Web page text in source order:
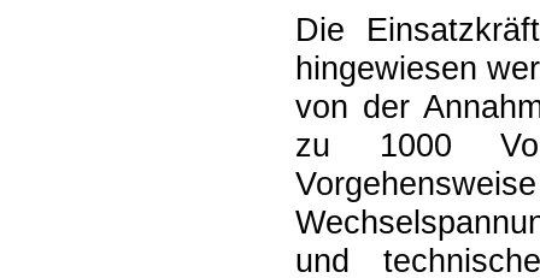
Die
hingewiesen
von der
zu 1000
und